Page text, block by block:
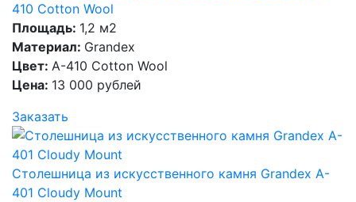
410 Cotton Wool
Площадь: 1,2 м2
Материал: Grandex
Цвет: A-410 Cotton Wool
Цена: 13 000 рублей
Заказать
Столешница из искусственного камня Grandex A-
401 Cloudy Mount